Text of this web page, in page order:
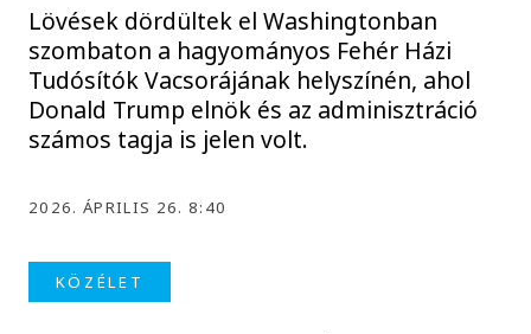
Lövések dördültek el Washingtonban
szombaton a hagyományos Fehér Házi
Tudósítók Vacsorájának helyszínén, ahol
Donald Trump elnök és az adminisztráció
számos tagja is jelen volt.
2026. ÁPRILIS 26. 8:40
KÖZÉLET